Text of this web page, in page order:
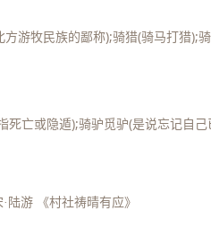
游牧民族的鄙称);骑猎(骑马打猎);
死亡或隐遁);骑驴觅驴(是说忘记自
·陆游 《村社祷晴有应》